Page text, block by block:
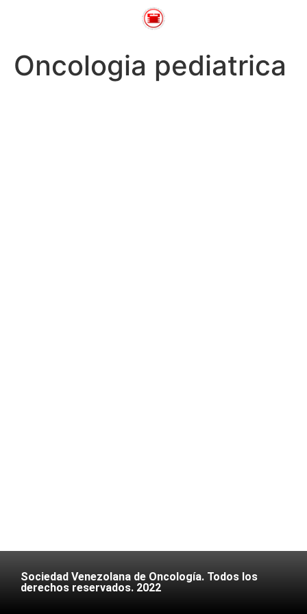
Oncologia pediatrica
Sociedad Venezolana de Oncología. Todos los
derechos reservados. 2022